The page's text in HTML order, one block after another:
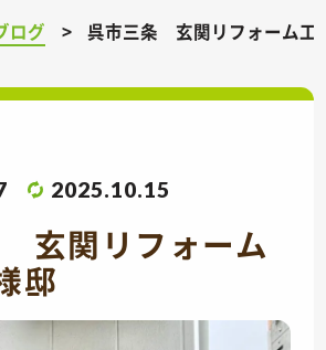
ログ 呉市三条 玄関リフォーム
2025.10.15
玄関リフォーム
邸